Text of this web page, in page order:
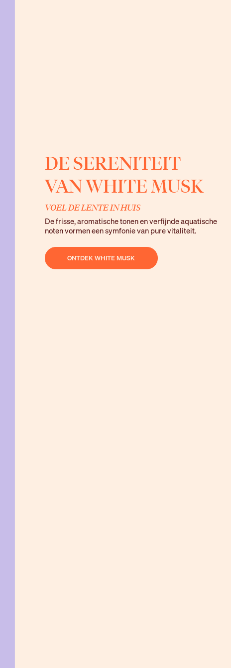
DE SERENITEIT
VANWHITE MUSK
VOEL DE LENTE IN HUIS
De frisse, aromatische tonen en verfijnde aquatische
noten vormen een symfonie van pure vitaliteit.
ONTDEK WHITE MUSK